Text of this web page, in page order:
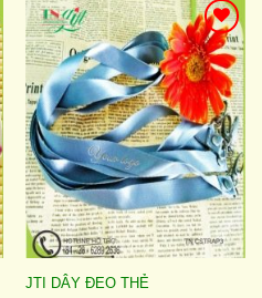
Add to
wishlist
JTI DÂY ĐEO THẺ